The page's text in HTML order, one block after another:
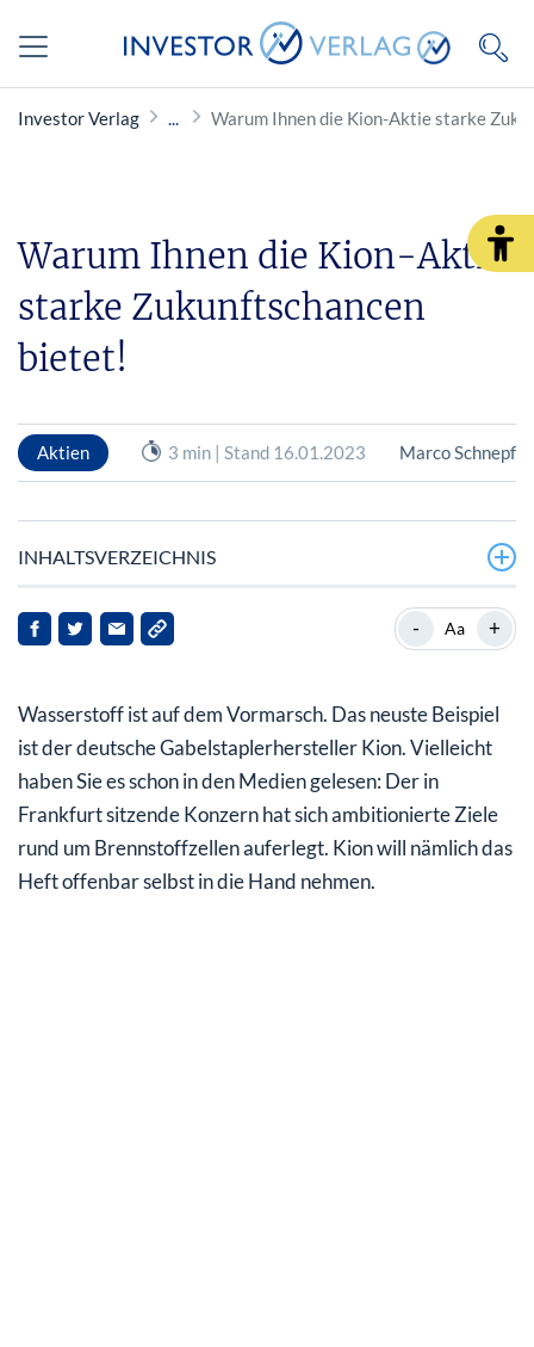
Investor Verlag Warum Ihnen die Kion-Aktie starke
Warum Ihnen die Kion-Aktie
starke Zukunftschancen
bietet!
Aktien 3 min | Stand 16.01.2023 Marco Schnepf
INHALTSVERZEICHNIS
Kion will zum Brennstoffzellenhersteller avancieren
Symbiose aus Brennstoffzelle und Batterie
Brennstoffzellen in der Intralogistik sehr
vielversprechend
Kion forciert Alleinstellungsmerkmal
- Aa +
Wasserstoff ist auf dem Vormarsch. Das neuste Beispiel
ist der deutsche Gabelstaplerhersteller Kion. Vielleicht
haben Sie es schon in den Medien gelesen: Der in
Frankfurt sitzende Konzern hat sich ambitionierte Ziele
rund um Brennstoffzellen auferlegt. Kion will nämlich das
Heft offenbar selbst in die Hand nehmen.